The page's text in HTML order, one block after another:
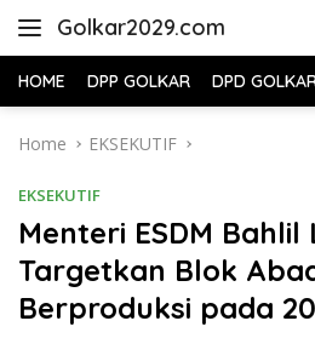
Golkar2029.com
HOME DPP GOLKAR DPD
Home EKSEKUTIF
EKSEKUTIF
Menteri ESDM Bahlil
Targetkan Blok
Berproduksi pada